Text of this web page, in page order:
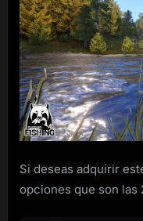
juego
Russian
Fishing
4
para
PC
a
buen
Si deseas adquirir
opciones que son las